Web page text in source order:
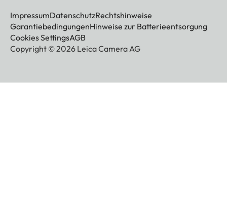
ImpressumDatenschutzRechtshinweise
GarantiebedingungenHinweise zur Batterieentsorgung
Cookies SettingsAGB
Copyright © 2026 Leica Camera AG